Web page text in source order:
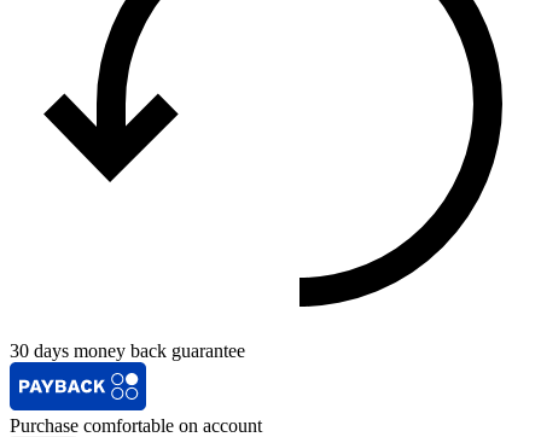
30 days money back guarantee
Purchase comfortable on account